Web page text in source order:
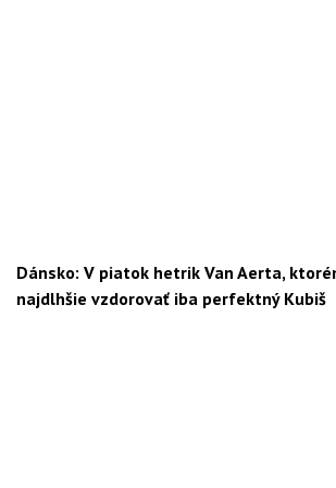
Dánsko: V piatok hetrik Van Aerta,
najdlhšie vzdorovať iba perfektný Kubiš